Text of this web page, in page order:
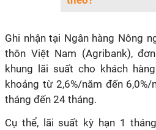
Ghi nhận tại Ngân hàng Nông
thôn Việt Nam (Agribank),
khung lãi suất cho khách
khoảng từ 2,6%/năm đến
tháng đến 24 tháng.
Cụ thể, lãi suất kỳ hạn 1